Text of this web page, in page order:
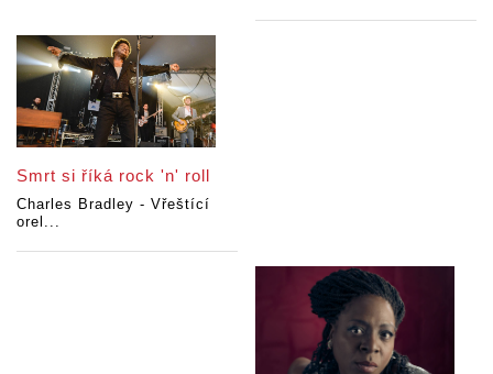
Smrt si říká rock 'n' roll
Charles Bradley - Vřeštící
orel...